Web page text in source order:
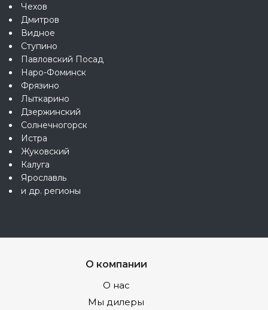
Чехов
Дмитров
Видное
Ступино
Павловский Посад
Наро-Фоминск
Фрязино
Лыткарино
Дзержинский
Солнечногорск
Истра
Жуковский
Калуга
Ярославль
и др. регионы
О компании
О нас
Мы дилеры